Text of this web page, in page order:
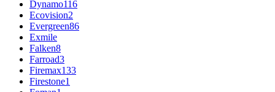
Dynamo116
Ecovision2
Evergreen86
Exmile
Falken8
Farroad3
Firemax133
Firestone1